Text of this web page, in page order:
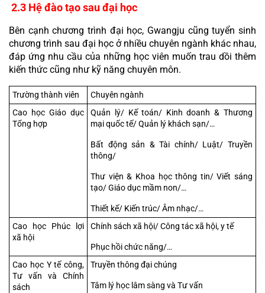
2.3 Hệ đào tạo sau đại học
Bên cạnh chương trình đại học, Gwangju cũng tuyển sinh
chương trình sau đại học ở nhiều chuyên ngành khác nhau,
đáp ứng nhu cầu của những học viên muốn trau dồi thêm
kiến thức cũng như kỹ năng chuyên môn.
Trường thành viên
Chuyên ngành
Cao học Giáo dục
Tổng hợp
Quản lý/ Kế toán/ Kinh doanh & Thương
mại quốc tế/ Quản lý khách sạn/…
Bất động sản & Tài chính/ Luật/ Truyền
thông/
Thư viện & Khoa học thông tin/ Viết sáng
tạo/ Giáo dục mầm non/…
Thiết kế/ Kiến trúc/ Âm nhạc/…
Cao học Phúc lợi
xã hội
Chính sách xã hội/ Công tác xã hội, y tế
Phục hồi chức năng/…
Cao học Y tế công,
Tư vấn và Chính
sách
Truyền thông đại chúng
Tâm lý học lâm sàng và Tư vấn